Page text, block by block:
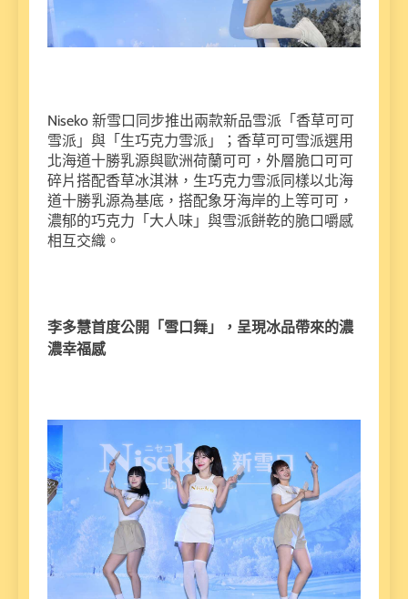
Niseko 新雪口同步推出兩款新品雪派「香草可可
雪派」與「生巧克力雪派」；香草可可雪派選用
北海道十勝乳源與歐洲荷蘭可可，外層脆口可可
碎片搭配香草冰淇淋，生巧克力雪派同樣以北海
道十勝乳源為基底，搭配象牙海岸的上等可可，
濃郁的巧克力「大人味」與雪派餅乾的脆口嚼感
相互交織。
李多慧首度公開「雪口舞」，呈現冰品帶來的濃
濃幸福感